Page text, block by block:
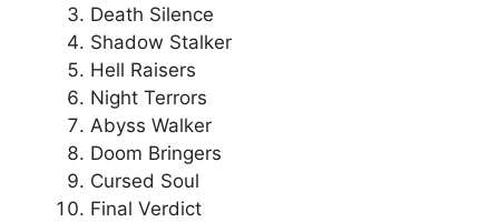
Death Silence
Shadow Stalker
Hell Raisers
Night Terrors
Abyss Walker
Doom Bringers
Cursed Soul
Final Verdict